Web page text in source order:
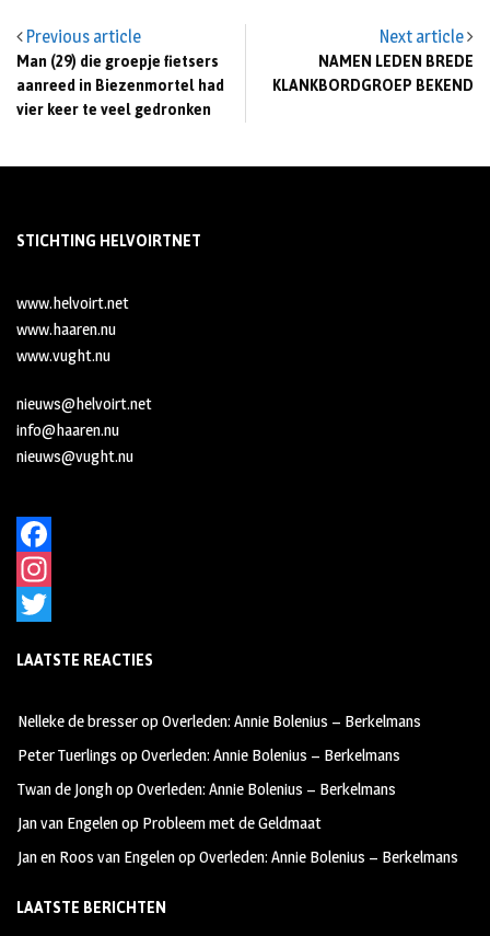
Previous article
Man (29) die groepje fietsers
aanreed in Biezenmortel had
vier keer te veel gedronken
Next article
NAMEN LEDEN BREDE
KLANKBORDGROEP BEKEND
STICHTING HELVOIRTNET
www.helvoirt.net
www.haaren.nu
www.vught.nu
nieuws@helvoirt.net
info@haaren.nu
nieuws@vught.nu
F
a
kr
a
e
r
LAATSTE REACTIES
Nelleke de bresseropOverleden: Annie Bolenius – Berkelmans
Peter Tuerlings opOverleden: Annie Bolenius – Berkelmans
Twan de JonghopOverleden: Annie Bolenius – Berkelmans
Jan van Engelenop Probleem met de Geldmaat
Jan en Roos van EngelenopOverleden: Annie Bolenius – Berkelmans
LAATSTE BERICHTEN